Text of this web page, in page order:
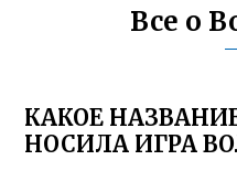
Все о
КАКОЕ
НОСИЛА ИГРА